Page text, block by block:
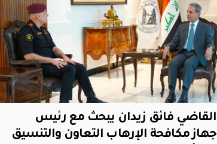
القاضي فائق زيدان يبحث مع رئيس
جهاز مكافحة الإرهاب التعاون والتنسيق